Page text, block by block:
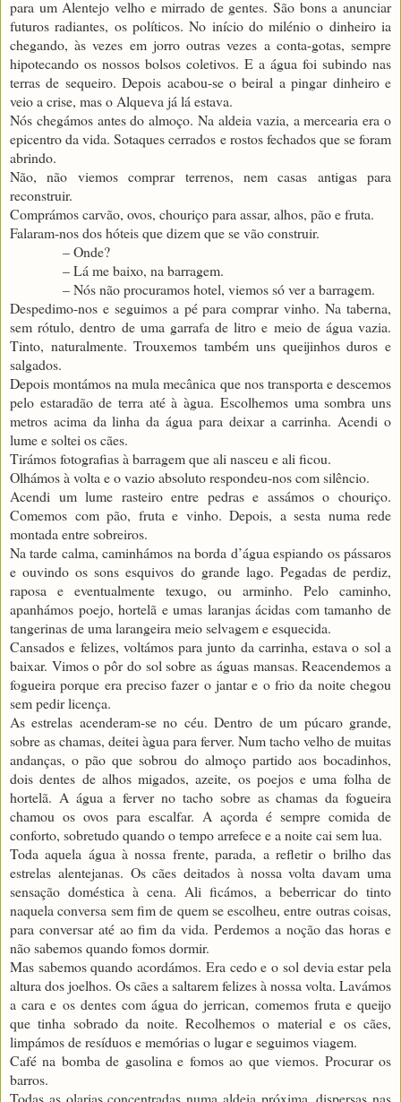
para um Alentejo velho e mirrado de gentes. São bons a anunciar
futuros radiantes, os políticos. No início do milénio o dinheiro ia
chegando, às vezes em jorro outras vezes a conta-gotas, sempre
hipotecando os nossos bolsos coletivos. E a água foi subindo nas
terras de sequeiro. Depois acabou-se o beiral a pingar dinheiro e
veio a crise, mas o Alqueva já lá estava.
Nós chegámos antes do almoço. Na aldeia vazia, a mercearia era o
epicentro da vida. Sotaques cerrados e rostos fechados que se foram
abrindo.
Não, não viemos comprar terrenos, nem casas antigas para
reconstruir.
Comprámos carvão, ovos, chouriço para assar, alhos, pão e fruta.
Falaram-nos dos hóteis que dizem que se vão construir.
– Onde?
– Lá me baixo, na barragem.
– Nós não procuramos hotel, viemos só ver a barragem.
Despedimo-nos e seguimos a pé para comprar vinho. Na taberna,
sem rótulo, dentro de uma garrafa de litro e meio de água vazia.
Tinto, naturalmente. Trouxemos também uns queijinhos duros e
salgados.
Depois montámos na mula mecânica que nos transporta e descemos
pelo estaradão de terra até à àgua. Escolhemos uma sombra uns
metros acima da linha da água para deixar a carrinha. Acendi o
lume e soltei os cães.
Tirámos fotografias à barragem que ali nasceu e ali ficou.
Olhámos à volta e o vazio absoluto respondeu-nos com silêncio.
Acendi um lume rasteiro entre pedras e assámos o chouriço.
Comemos com pão, fruta e vinho. Depois, a sesta numa rede
montada entre sobreiros.
Na tarde calma, caminhámos na borda d’água espiando os pássaros
e ouvindo os sons esquivos do grande lago. Pegadas de perdiz,
raposa e eventualmente texugo, ou arminho. Pelo caminho,
apanhámos poejo, hortelã e umas laranjas ácidas com tamanho de
tangerinas de uma larangeira meio selvagem e esquecida.
Cansados e felizes, voltámos para junto da carrinha, estava o sol a
baixar. Vimos o pôr do sol sobre as águas mansas. Reacendemos a
fogueira porque era preciso fazer o jantar e o frio da noite chegou
sem pedir licença.
As estrelas acenderam-se no céu. Dentro de um púcaro grande,
sobre as chamas, deitei àgua para ferver. Num tacho velho de muitas
andanças, o pão que sobrou do almoço partido aos bocadinhos,
dois dentes de alhos migados, azeite, os poejos e uma folha de
hortelã. A água a ferver no tacho sobre as chamas da fogueira
chamou os ovos para escalfar. A açorda é sempre comida de
conforto, sobretudo quando o tempo arrefece e a noite cai sem lua.
Toda aquela água à nossa frente, parada, a refletir o brilho das
estrelas alentejanas. Os cães deitados à nossa volta davam uma
sensação doméstica à cena. Ali ficámos, a beberricar do tinto
naquela conversa sem fim de quem se escolheu, entre outras coisas,
para conversar até ao fim da vida. Perdemos a noção das horas e
não sabemos quando fomos dormir.
Mas sabemos quando acordámos. Era cedo e o sol devia estar pela
altura dos joelhos. Os cães a saltarem felizes à nossa volta. Lavámos
a cara e os dentes com água do jerrican, comemos fruta e queijo
que tinha sobrado da noite. Recolhemos o material e os cães,
limpámos de resíduos e memórias o lugar e seguimos viagem.
Café na bomba de gasolina e fomos ao que viemos. Procurar os
barros.
Todas as olarias concentradas numa aldeia próxima, dispersas nas